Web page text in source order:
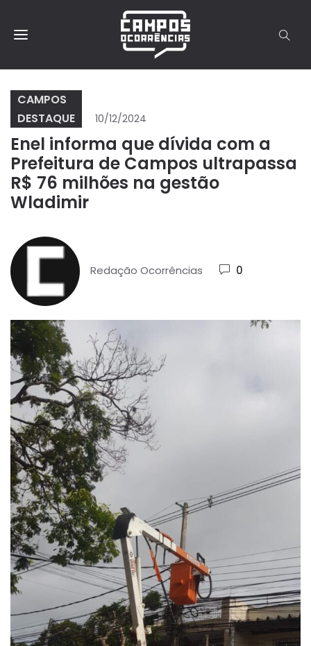
CAMPOS
DESTAQUE
10/12/2024
Enel informa que dívida com a
Prefeitura de Campos ultrapassa
R$ 76 milhões na gestão
Wladimir
Redação Ocorrências 0